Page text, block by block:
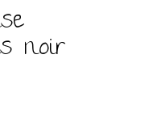
noir